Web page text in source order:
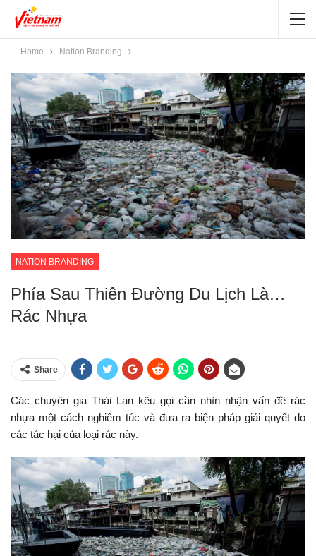
Home Nation Branding
NATION BRANDING
Phía Sau Thiên Đường Du Lịch Là…
Rác Nhựa
Share
Các chuyên gia Thái Lan kêu gọi cần nhìn nhận vấn đề rác
nhựa một cách nghiêm túc và đưa ra biện pháp giải quyết do
các tác hại của loại rác này.